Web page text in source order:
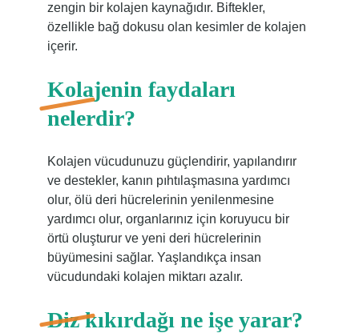
zengin bir kolajen kaynağıdır. Biftekler,
özellikle bağ dokusu olan kesimler de kolajen
içerir.
Kolajenin faydaları
nelerdir?
Kolajen vücudunuzu güçlendirir, yapılandırır
ve destekler, kanın pıhtılaşmasına yardımcı
olur, ölü deri hücrelerinin yenilenmesine
yardımcı olur, organlarınız için koruyucu bir
örtü oluşturur ve yeni deri hücrelerinin
büyümesini sağlar. Yaşlandıkça insan
vücudundaki kolajen miktarı azalır.
Diz kıkırdağı ne işe yarar?